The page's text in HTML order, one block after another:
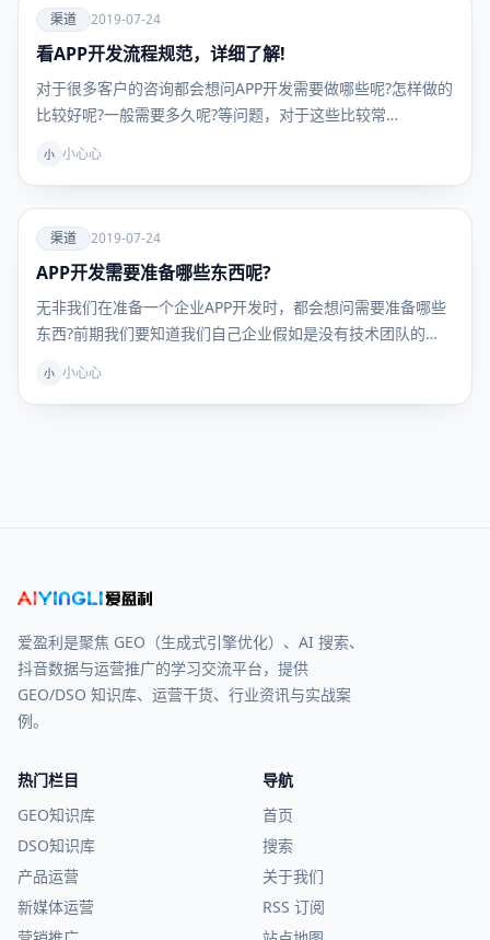
爱
渠道
渠道 2019-07-24
看APP开发流程规范，详细了解!
对于很多客户的咨询都会想问APP开发需要做哪些呢?怎样做的
比较好呢?一般需要多久呢?等问题，对于这些比较常…
小 小心心
爱
渠道
渠道 2019-07-24
APP开发需要准备哪些东西呢?
无非我们在准备一个企业APP开发时，都会想问需要准备哪些
东西?前期我们要知道我们自己企业假如是没有技术团队的…
小 小心心
爱盈利是聚焦 GEO（生成式引擎优化）、AI 搜索、
抖音数据与运营推广的学习交流平台，提供
GEO/DSO 知识库、运营干货、行业资讯与实战案
例。
热门栏目
GEO知识库
DSO知识库
产品运营
新媒体运营
导航
首页
搜索
关于我们
RSS 订阅